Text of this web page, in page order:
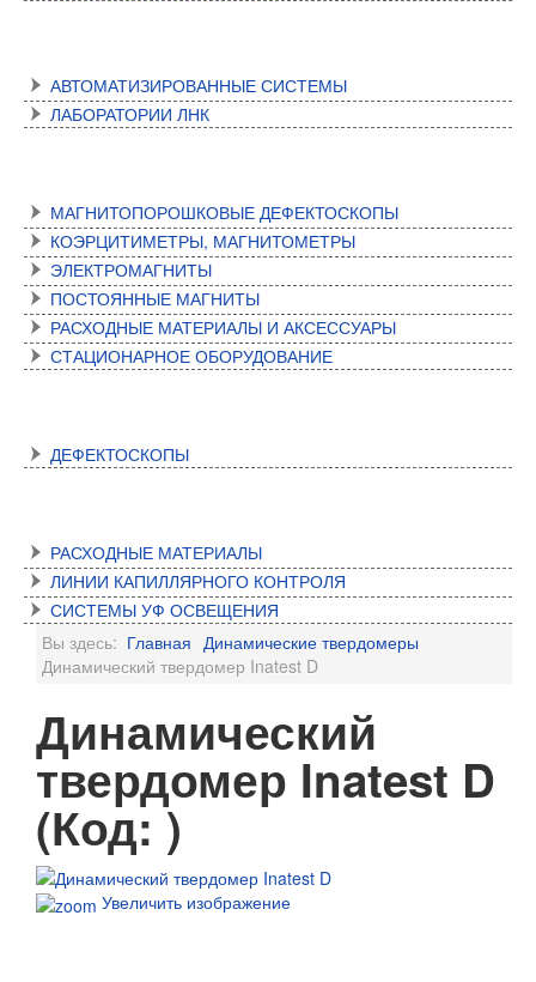
АВТОМАТИЗИРОВАННЫЕ СИСТЕМЫ
ЛАБОРАТОРИИ ЛНК
МАГНИТОПОРОШКОВЫЕ ДЕФЕКТОСКОПЫ
КОЭРЦИТИМЕТРЫ, МАГНИТОМЕТРЫ
ЭЛЕКТРОМАГНИТЫ
ПОСТОЯННЫЕ МАГНИТЫ
РАСХОДНЫЕ МАТЕРИАЛЫ И АКСЕССУАРЫ
СТАЦИОНАРНОЕ ОБОРУДОВАНИЕ
ДЕФЕКТОСКОПЫ
РАСХОДНЫЕ МАТЕРИАЛЫ
ЛИНИИ КАПИЛЛЯРНОГО КОНТРОЛЯ
СИСТЕМЫ УФ ОСВЕЩЕНИЯ
Вы здесь: Главная Динамические твердомеры
Динамический твердомер Inatest D
Динамический
твердомер Inatest D
(Код:)
Увеличить изображение